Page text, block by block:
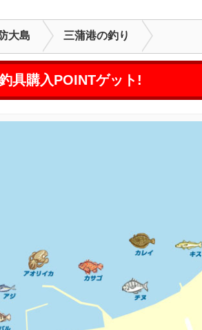
大島 三蒲港の釣り
具購入POINTゲット!